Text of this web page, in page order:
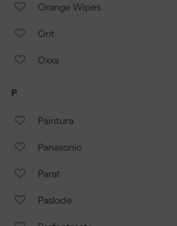
Orange Wipes
Orit
Oxxa
P
Paintura
Panasonic
Parat
Paslode